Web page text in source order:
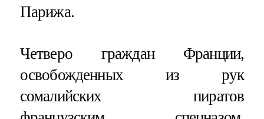
Парижа.
Четверо граждан Франции,
освобожденных из рук
сомалийских пиратов